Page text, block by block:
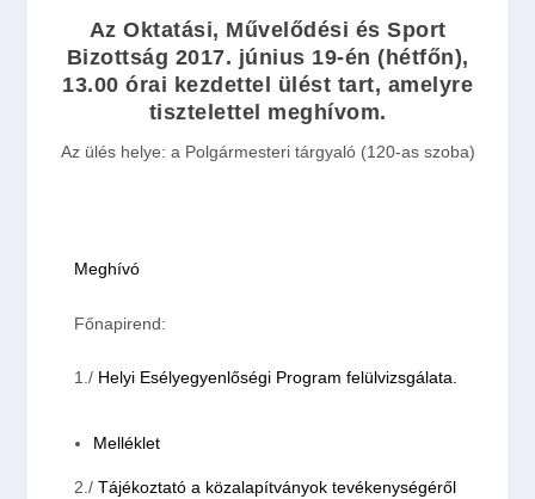
Az Oktatási, Művelődési és Sport
Bizottság 2017. június 19-én (hétfőn),
13.00 órai kezdettel ülést tart, amelyre
tisztelettel meghívom.
Az ülés helye: a Polgármesteri tárgyaló (120-as szoba)
Meghívó
Főnapirend:
1./ Helyi Esélyegyenlőségi Program felülvizsgálata.
Melléklet
2./Tájékoztató a közalapítványok tevékenységéről